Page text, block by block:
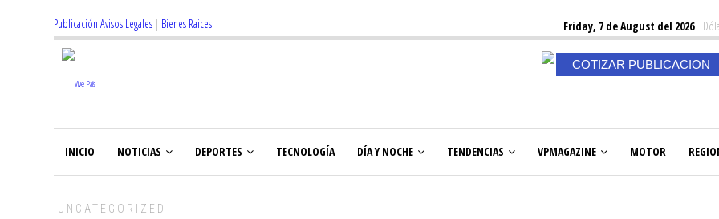
Publicación Avisos Legales | Bienes Raices Friday, 7 de August del 2026
COTIZAR PUBLICACION
INICIO NOTICIAS DEPORTES TECNOLOGÍA DÍA Y NOCHE TENDENCIAS VPMAGAZINE MOTOR
UNCATEGORIZED